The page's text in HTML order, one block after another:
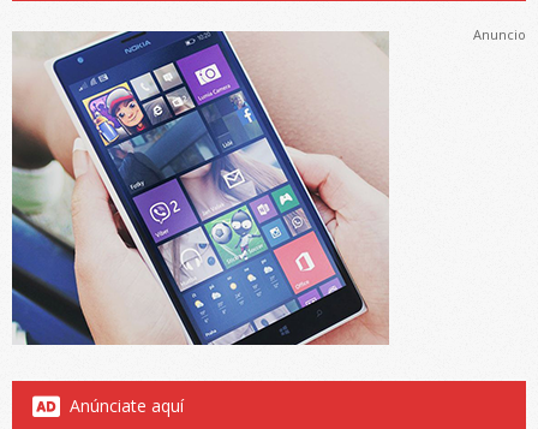
Anuncio
Anúnciate aquí